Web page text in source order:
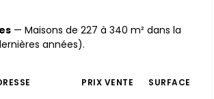
— Maisons de 227 à 340 m² dans la
années).
PRIX VENTE
SURFACE